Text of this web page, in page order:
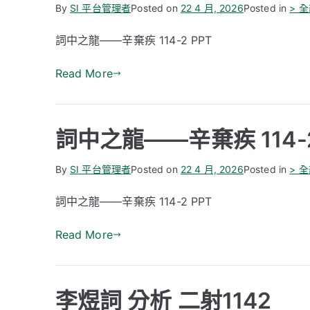
By SI 平台管理者Posted on 22 4 月, 2026Posted in >
詞中之龍——辛棄疾 114-2 PPT
Read More
詞中之龍——辛棄疾 114-
By SI 平台管理者Posted on 22 4 月, 2026Posted in >
詞中之龍——辛棄疾 114-2 PPT
Read More
李煜詞 分析 二射1142